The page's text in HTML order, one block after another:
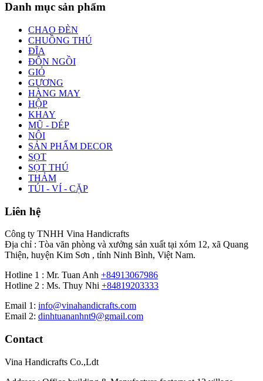
Danh mục sản phẩm
CHAO ĐÈN
CHUỒNG THÚ
ĐĨA
ĐÔN NGỒI
GIỎ
GƯƠNG
HÀNG MAY
HỘP
KHAY
MŨ - DÉP
NÔI
SẢN PHẨM DECOR
SỌT
SỌT THÚ
THẢM
TÚI - VÍ - CẶP
Liên hệ
Công ty TNHH Vina Handicrafts
Địa chỉ : Tòa văn phòng và xưởng sản xuất tại xóm 12, xã Quang
Thiện, huyện Kim Sơn , tỉnh Ninh Bình, Việt Nam.
Hotline 1 : Mr. Tuan Anh +84913067986
Hotline 2 : Ms. Thuy Nhi +84819203333
Email 1: info@vinahandicrafts.com
Email 2: dinhtuananhnt9@gmail.com
Contact
Vina Handicrafts Co.,Ldt